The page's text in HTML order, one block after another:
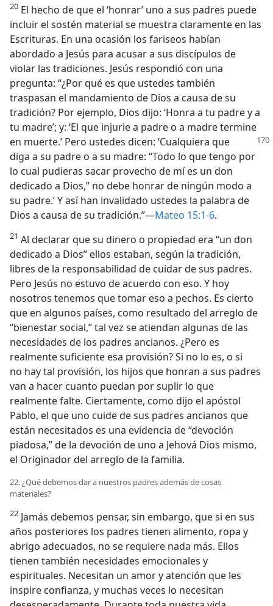
20 El hecho de que el ‘honrar’ uno a sus padres puede
incluir el sostén material se muestra claramente en las
Escrituras. En una ocasión los fariseos habían
abordado a Jesús para acusar a sus discípulos de
violar las tradiciones. Jesús respondió con una
pregunta: “¿Por qué es que ustedes también
traspasan el mandamiento de Dios a causa de su
tradición? Por ejemplo, Dios dijo: ‘Honra a tu padre y a
tu madre’; y: ‘El que injurie a padre o a madre termine
en muerte.’ Pero ustedes dicen: ‘Cualquiera que
diga a su padre o a su madre: “Todo lo que tengo por
lo cual pudieras sacar provecho de mí es un don
dedicado a Dios,” no debe honrar de ningún modo a
su padre.’ Y así han invalidado ustedes la palabra de
Dios a causa de su tradición.”—Mateo 15:1-6.
21 Al declarar que su dinero o propiedad era “un don
dedicado a Dios” ellos estaban, según la tradición,
libres de la responsabilidad de cuidar de sus padres.
Pero Jesús no estuvo de acuerdo con eso. Y hoy
nosotros tenemos que tomar eso a pechos. Es cierto
que en algunos países, como resultado del arreglo de
“bienestar social,” tal vez se atiendan algunas de las
necesidades de los padres ancianos. ¿Pero es
realmente suficiente esa provisión? Si no lo es, o si
no hay tal provisión, los hijos que honran a sus padres
van a hacer cuanto puedan por suplir lo que
realmente falte. Ciertamente, como dijo el apóstol
Pablo, el que uno cuide de sus padres ancianos que
están necesitados es una evidencia de “devoción
piadosa,” de la devoción de uno a Jehová Dios mismo,
el Originador del arreglo de la familia.
22. ¿Qué debemos dar a nuestros padres además de cosas
materiales?
22 Jamás debemos pensar, sin embargo, que si en sus
años posteriores los padres tienen alimento, ropa y
abrigo adecuados, no se requiere nada más. Ellos
tienen también necesidades emocionales y
espirituales. Necesitan un amor y atención que les
inspire confianza, y muchas veces lo necesitan